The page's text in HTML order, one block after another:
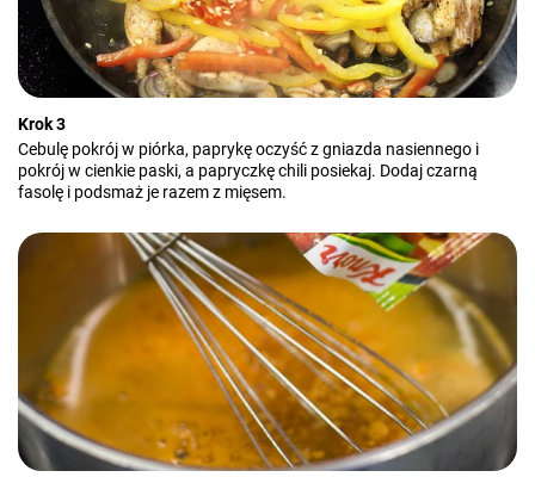
Krok 3
Cebulę pokrój w piórka, paprykę oczyść z gniazda nasiennego i
pokrój w cienkie paski, a papryczkę chili posiekaj. Dodaj czarną
fasolę i podsmaż je razem z mięsem.